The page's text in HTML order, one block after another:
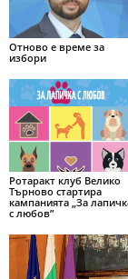
Отново е време за
избори
Ротаракт клуб Велико
Търново стартира
кампанията „За
с любов”